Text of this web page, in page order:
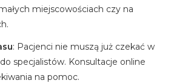
miejscowościach czy na
: Pacjenci nie muszą już czekać w
specjalistów. Konsultacje online
na pomoc.